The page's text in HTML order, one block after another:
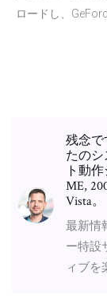
ロードし、
残念で
たの
ト動
ME,
Vista。
最新情
ー特設
ィブを